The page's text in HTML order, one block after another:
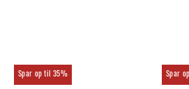
35%